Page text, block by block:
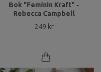
Bok "Feminin Kraft" -
Rebecca Campbell
249 kr